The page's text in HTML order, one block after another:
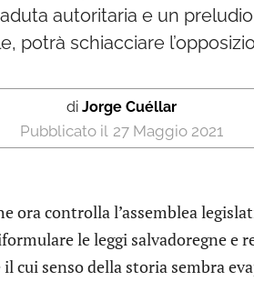
autoritaria e un
potrà schiacciare
di Jorge Cuéllar
27 Maggio 2021
ora controlla l’assemblea
le leggi salvadoregne e
cui senso della storia sembra